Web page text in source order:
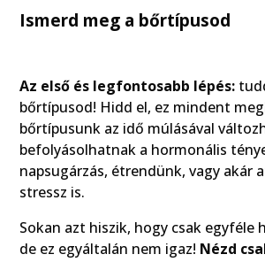
Ismerd meg a bőrtípusod
Az első és legfontosabb lépés:
bőrtípusod! Hidd el, ez mindent
bőrtípusunk az idő múlásával
befolyásolhatnak a hormonális
napsugárzás, étrendünk, vagy akár
stressz is.
Sokan azt hiszik, hogy csak egyféle
de ez egyáltalán nem igaz! Nézd